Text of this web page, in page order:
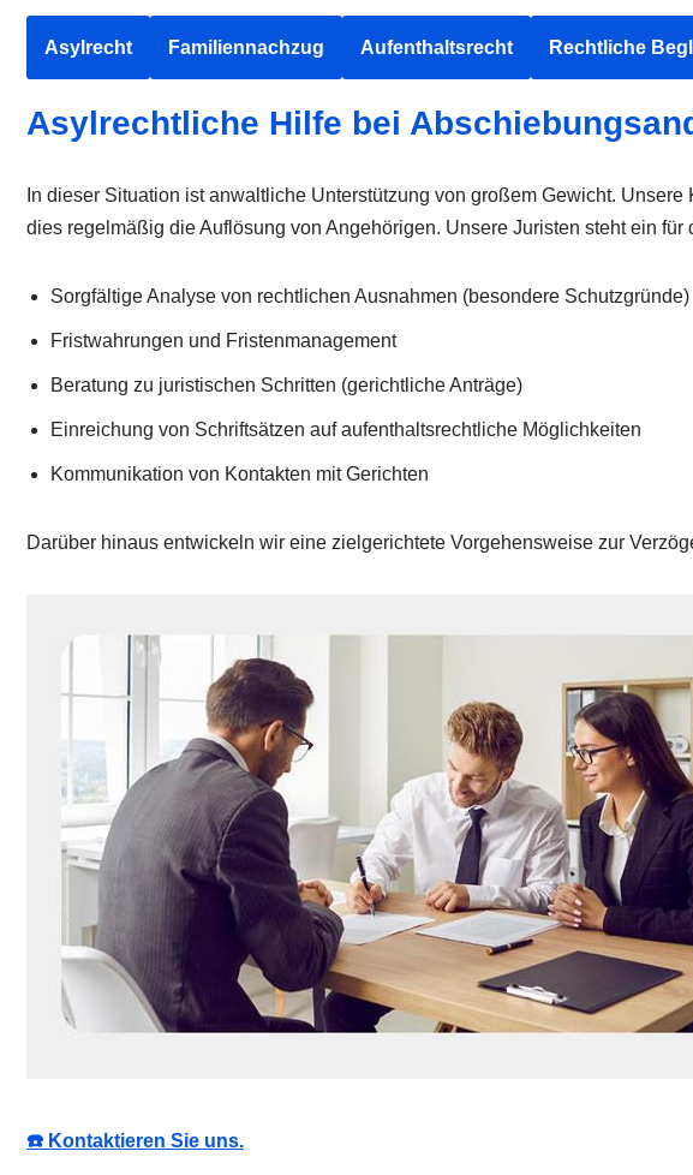
Asylrecht Familiennachzug Aufenthaltsrecht Rechtliche
Asylrechtliche Hilfe bei
In dieser Situation ist anwaltliche Unterstützung von großem Gewicht.
dies regelmäßig die Auflösung von Angehörigen. Unsere Juristen steht ein
Sorgfältige Analyse von rechtlichen Ausnahmen (besondere Schutzgründe)
Fristwahrungen und Fristenmanagement
Beratung zu juristischen Schritten (gerichtliche Anträge)
Einreichung von Schriftsätzen auf aufenthaltsrechtliche Möglichkeiten
Kommunikation von Kontakten mit Gerichten
Darüber hinaus entwickeln wir eine zielgerichtete Vorgehensweise zur
☎️ Kontaktieren Sie uns.